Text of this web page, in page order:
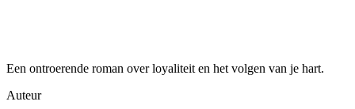
Een ontroerende roman over loyaliteit en het volgen van je hart.
Auteur